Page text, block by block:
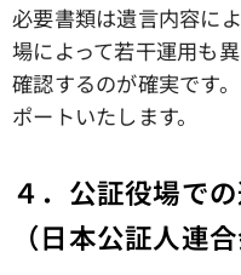
必要書類は遺言内容に
場によって若干運用も
確認するのが確実です
ポートいたします。
４．公証役場で
（日本公証人連